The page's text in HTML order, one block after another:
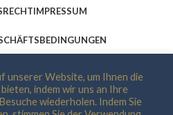
IMPRESSUM
UNS
unserer Website, um Ihnen die
indem wir uns an Ihre
wiederholen. Indem Sie